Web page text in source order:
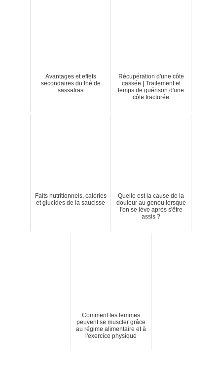
Avantages et effets
secondaires du thé de
sassafras
Récupération d'une côte
cassée | Traitement et
temps de guérison d'une
côte fracturée
Faits nutritionnels, calories
et glucides de la saucisse
Quelle est la cause de la
douleur au genou lorsque
l'on se lève après s'être
assis ?
Comment les femmes
peuvent se muscler grâce
au régime alimentaire et à
l'exercice physique